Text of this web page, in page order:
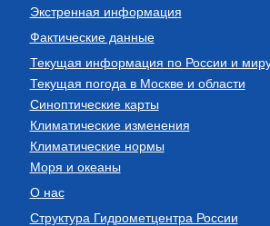
Экстренная информация
Фактические данные
Текущая информация по России и
Текущая погода в Москве и области
Синоптические карты
Климатические изменения
Климатические нормы
Моря и океаны
О нас
Структура Гидрометцентра России